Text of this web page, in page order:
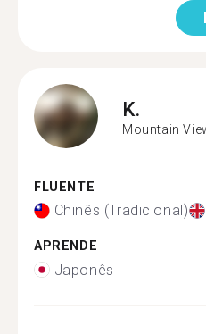
K.
Mountain
FLUENTE
Chinês (Tradicional)
APRENDE
Japonês